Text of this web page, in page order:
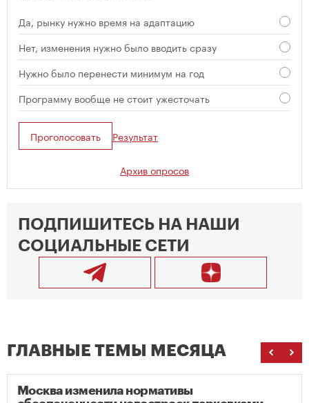
Да, рынку нужно время на адаптацию
Нет, изменения нужно было вводить сразу
Нужно было перенести минимум на год
Программу вообще не стоит ужесточать
Проголосовать Результат
Архив опросов
ПОДПИШИТЕСЬ НА НАШИ
СОЦИАЛЬНЫЕ СЕТИ
ГЛАВНЫЕ ТЕМЫ МЕСЯЦА
Москва изменила нормативы